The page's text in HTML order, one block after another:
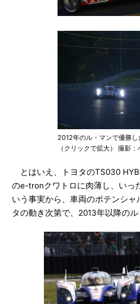
2012年のル・マンで優勝
（クリックで拡大） 撮影：
とはいえ、トヨタのTS030
のe-tronクワトロに肉薄し、いっ
いう事実から、車両のポテンシ
タの動き次第で、2013年以降の